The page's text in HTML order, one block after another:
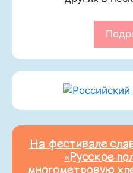
На фестивале
«Русское
многометровую